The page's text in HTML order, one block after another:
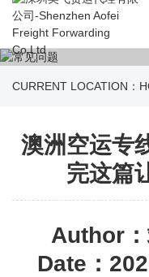
CURRENT LOCATION：
澳洲空运专
完这篇
Author
Date：